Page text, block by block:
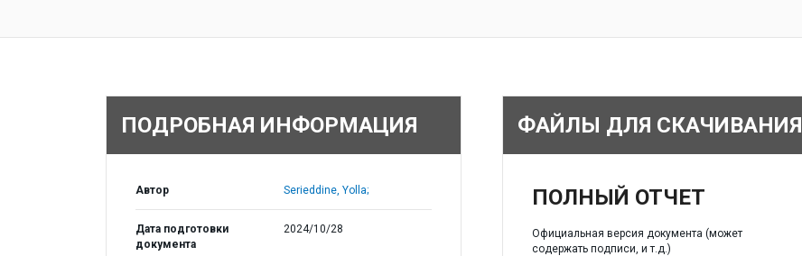
ПОДРОБНАЯ ИНФОРМАЦИЯ
Автор Serieddine, Yolla;
Дата подготовки
документа
2024/10/28
ФАЙЛЫ ДЛЯ СКАЧИВАНИЯ
ПОЛНЫЙ ОТЧЕТ
Официальная версия документа (может
содержать подписи, и т.д.)